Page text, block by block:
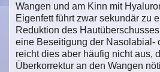
Wangen und am Kinn mit
Eigenfett führt zwar sekundär zu
Reduktion des
eine Beseitigung der Nasolabial-
reicht dies aber häufig nicht aus,
Überkorrektur an den Wangen